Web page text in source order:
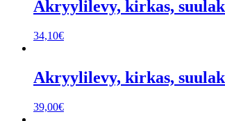
Akryylilevy, kirkas,
34,10€
Akryylilevy, kirkas,
39,00€